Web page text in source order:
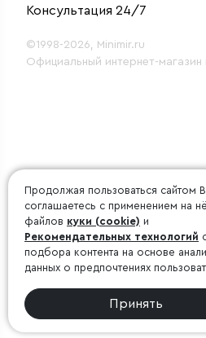
Консультация 24/7
©1998-2026, Minimir.ru
Официальный интернет-магазин
Продолжая пользоваться сайтом
соглашаетесь с применением на
файлов куки (cookie) и
Рекомендательных технологий
подбора контента на основе
данных о предпочтениях
Принять